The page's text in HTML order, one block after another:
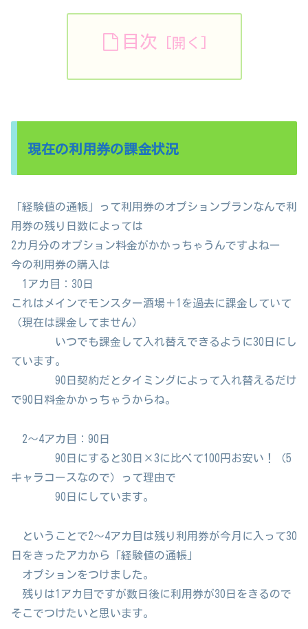
目次
現在の利用券の課金状況
「経験値の通帳」って利用券のオプションプランなんで利
用券の残り日数によっては
2カ月分のオプション料金がかかっちゃうんですよねー
今の利用券の購入は
1アカ目：30日
これはメインでモンスター酒場＋1を過去に課金していて
（現在は課金してません）
いつでも課金して入れ替えできるように30日にし
ています。
90日契約だとタイミングによって入れ替えるだけ
で90日料金かかっちゃうからね。
2～4アカ目：90日
90日にすると30日×3に比べて100円お安い！（5
キャラコースなので）って理由で
90日にしています。
ということで2～4アカ目は残り利用券が今月に入って30
日をきったアカから「経験値の通帳」
オプションをつけました。
残りは1アカ目ですが数日後に利用券が30日をきるので
そこでつけたいと思います。